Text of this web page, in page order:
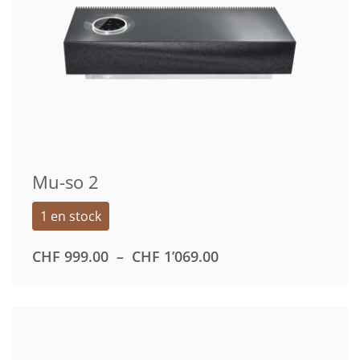
Mu-so 2
1 en stock
CHF 999.00 – CHF 1’069.00PLAGE